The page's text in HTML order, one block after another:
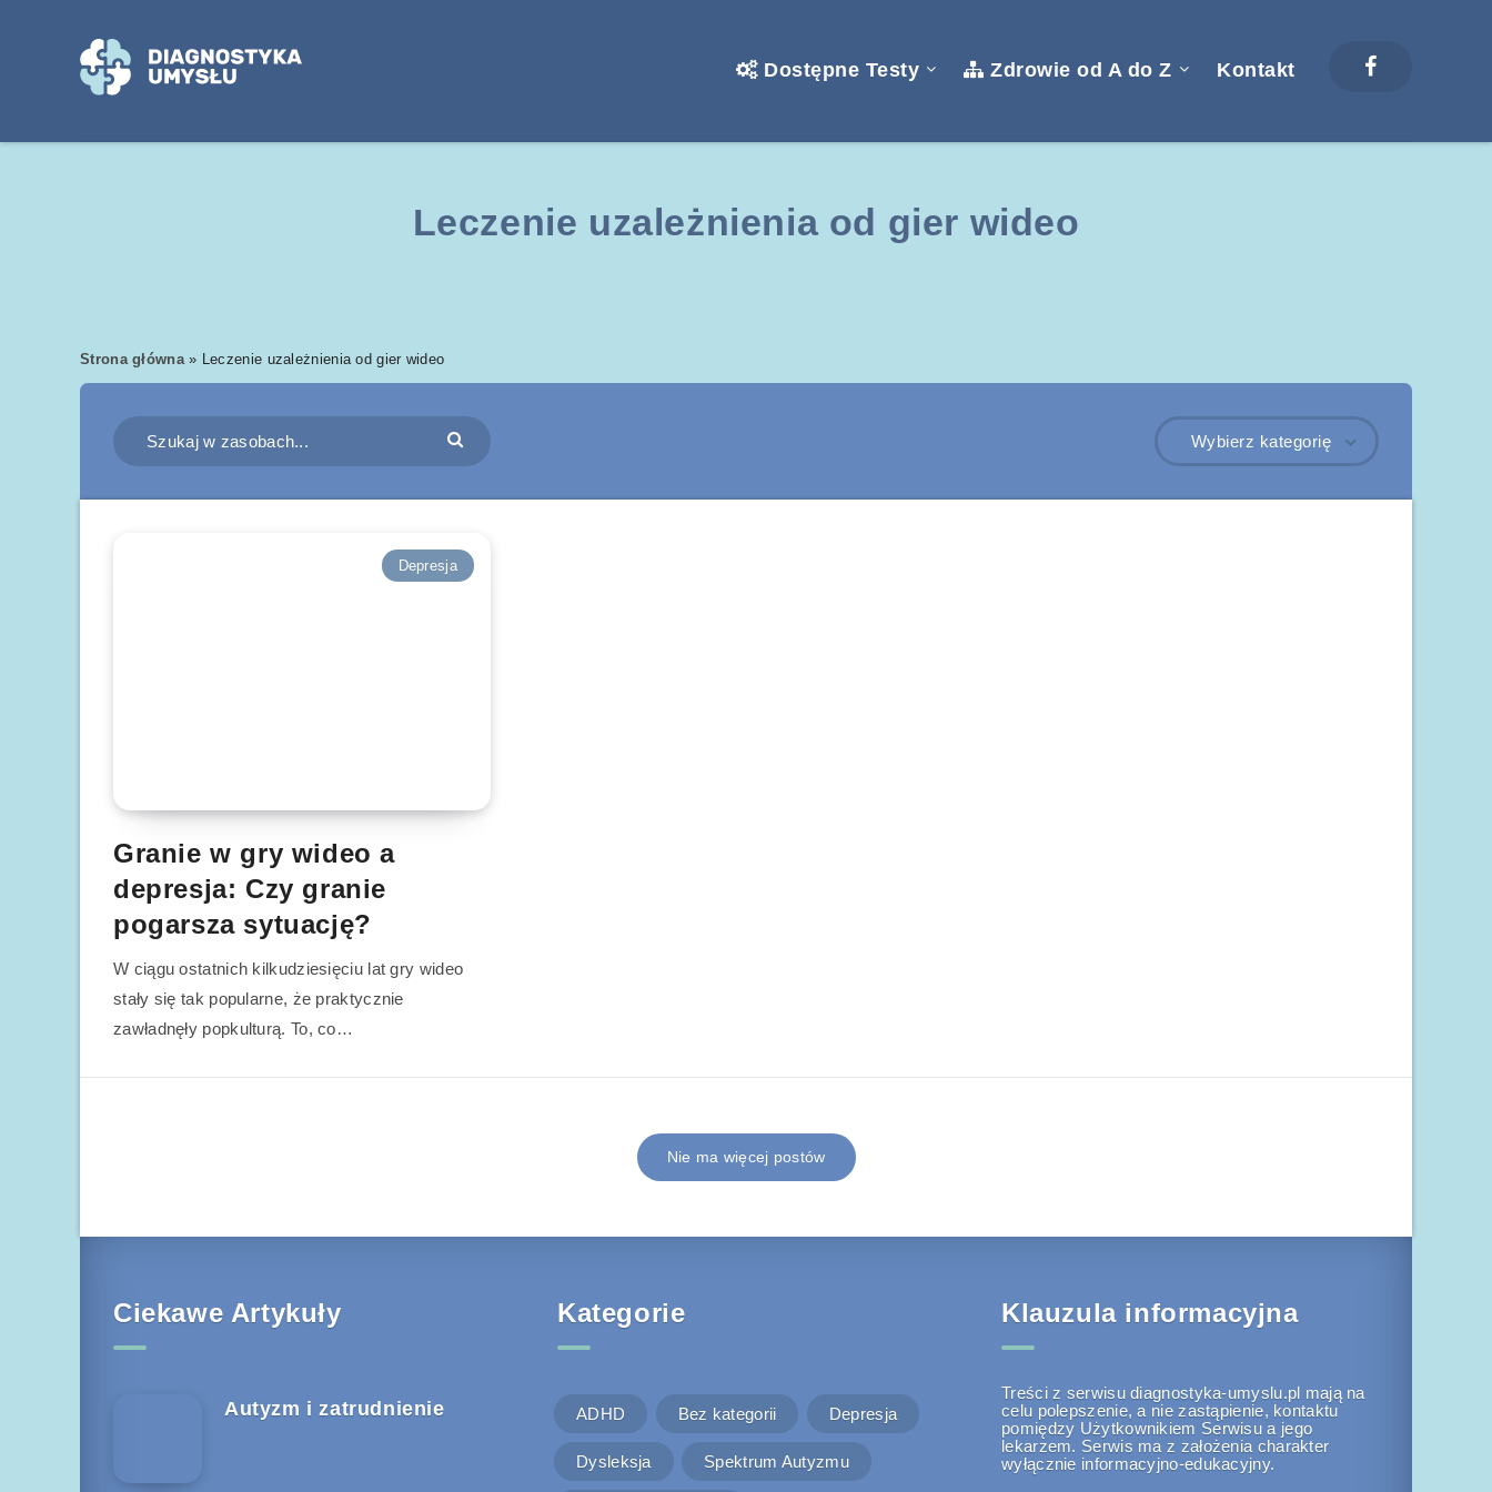
Dostępne Testy Zdrowie od A do Z Kontakt
Leczenie uzależnienia od gier wideo
Strona główna» Leczenie uzależnienia od gier wideo
Wybierz kategorię
Depresja
Granie w gry wideo a
depresja: Czy granie
pogarsza sytuację?
W ciągu ostatnich kilkudziesięciu lat gry wideo
stały się tak popularne, że praktycznie
zawładnęły popkulturą. To, co…
Nie ma więcej postów
Ciekawe Artykuły
Autyzm i zatrudnienie
Kategorie
ADHD Bez kategorii Depresja
Dysleksja Spektrum Autyzmu
Klauzula informacyjna
Treści z serwisu diagnostyka-umyslu.pl mają na
celu polepszenie, a nie zastąpienie, kontaktu
pomiędzy Użytkownikiem Serwisu a jego
lekarzem. Serwis ma z założenia charakter
wyłącznie informacyjno-edukacyjny.